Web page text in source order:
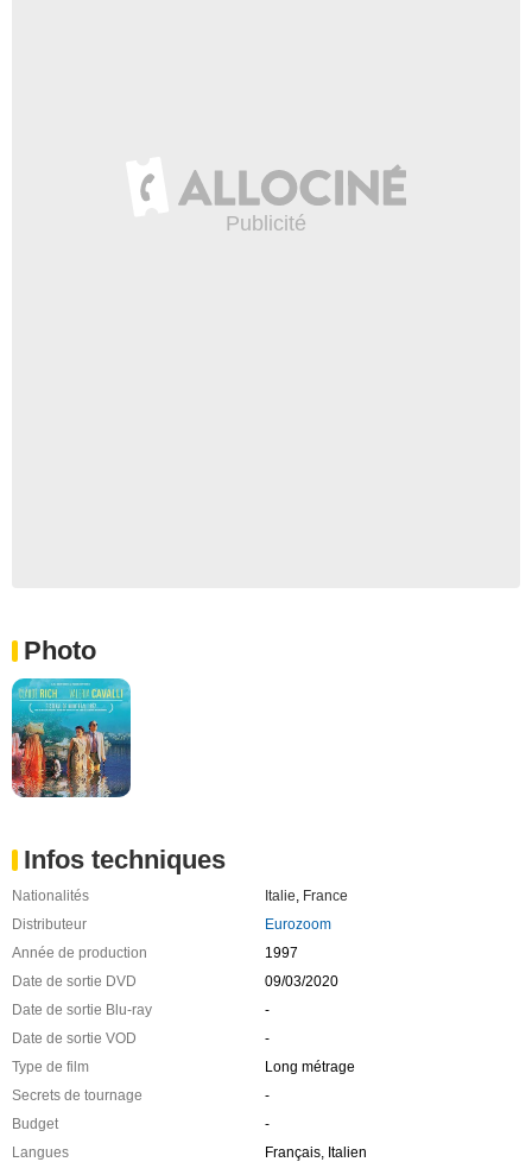
Photo
Infos techniques
Nationalités Italie France
Distributeur
Eurozoom
Année de production
1997
Date de sortie DVD
09/03/2020
Date de sortie Blu-ray
-
Date de sortie VOD
-
Type de film
Long métrage
Secrets de tournage
-
Budget
-
Langues
Français, Italien